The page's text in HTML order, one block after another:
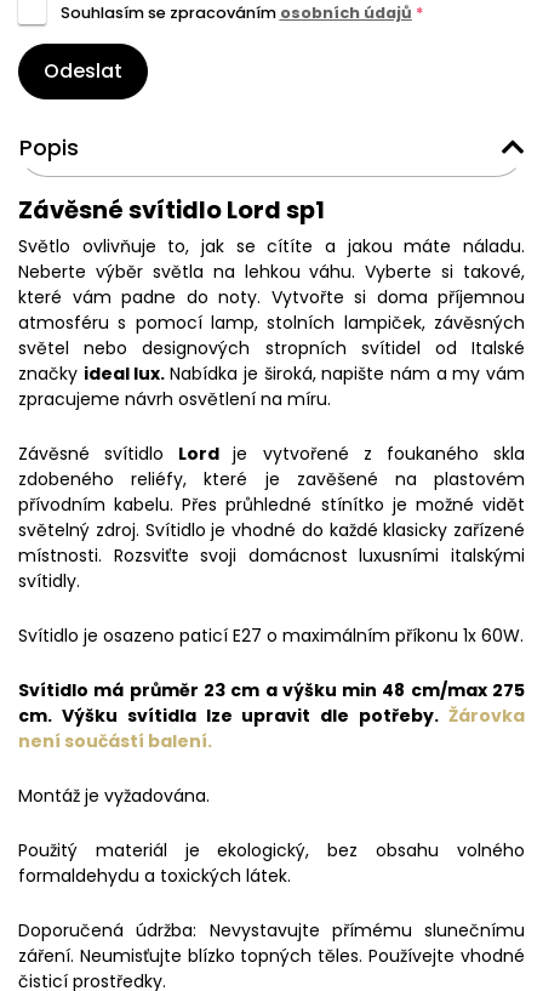
Souhlasím se zpracováním osobních údajů *
Odeslat
Popis
Závěsné svítidlo Lord sp1
Světlo ovlivňuje to, jak se cítíte a jakou máte náladu.
Neberte výběr světla na lehkou váhu. Vyberte si takové,
které vám padne do noty. Vytvořte si doma příjemnou
atmosféru s pomocí lamp, stolních lampiček, závěsných
světel nebo designových stropních svítidel od Italské
značky ideal lux.Nabídka je široká, napište nám a my vám
zpracujeme návrh osvětlení na míru.
Závěsné svítidlo Lordje vytvořené z foukaného skla
zdobeného reliéfy, které je zavěšené na plastovém
přívodním kabelu. Přes průhledné stínítko je možné vidět
světelný zdroj. Svítidlo je vhodné do každé klasicky zařízené
místnosti. Rozsviťte svoji domácnost luxusními italskými
svítidly.
Svítidlo je osazeno paticí E27 o maximálním příkonu 1x 60W.
Svítidlo má průměr 23 cm a výšku min 48 cm/max 275
cm. Výšku svítidla lze upravit dle potřeby. Žárovka
není součástí balení.
Montáž je vyžadována.
Použitý materiál je ekologický, bez obsahu volného
formaldehydu a toxických látek.
Doporučená údržba: Nevystavujte přímému slunečnímu
záření. Neumisťujte blízko topných těles. Používejte vhodné
čisticí prostředky.